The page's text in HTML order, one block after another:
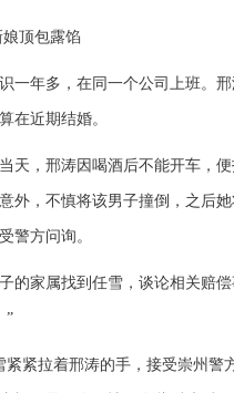
顶包露馅
年多，在同一个公司上班。邢
在近期结婚。
，邢涛因喝酒后不能开车，便
外，不慎将该男子撞倒，之后
警方问询。
家属找到任雪，谈论相关赔偿
”
紧拉着邢涛的手，接受崇州警